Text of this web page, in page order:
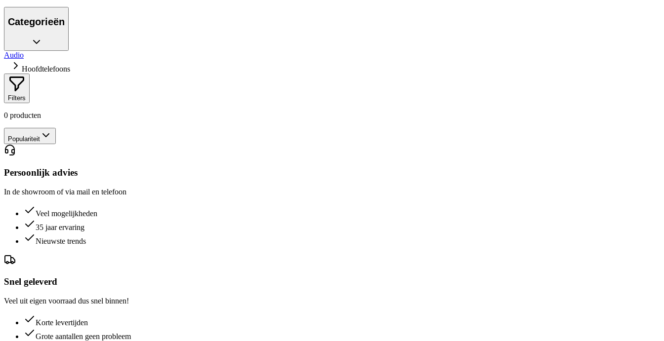
Categorieën
Audio
Hoofdtelefoons
Filters
0 producten
Populariteit
Persoonlijk advies
In de showroom of via mail en telefoon
Veel mogelijkheden
35 jaar ervaring
Nieuwste trends
Snel geleverd
Veel uit eigen voorraad dus snel binnen!
Korte levertijden
Grote aantallen geen probleem